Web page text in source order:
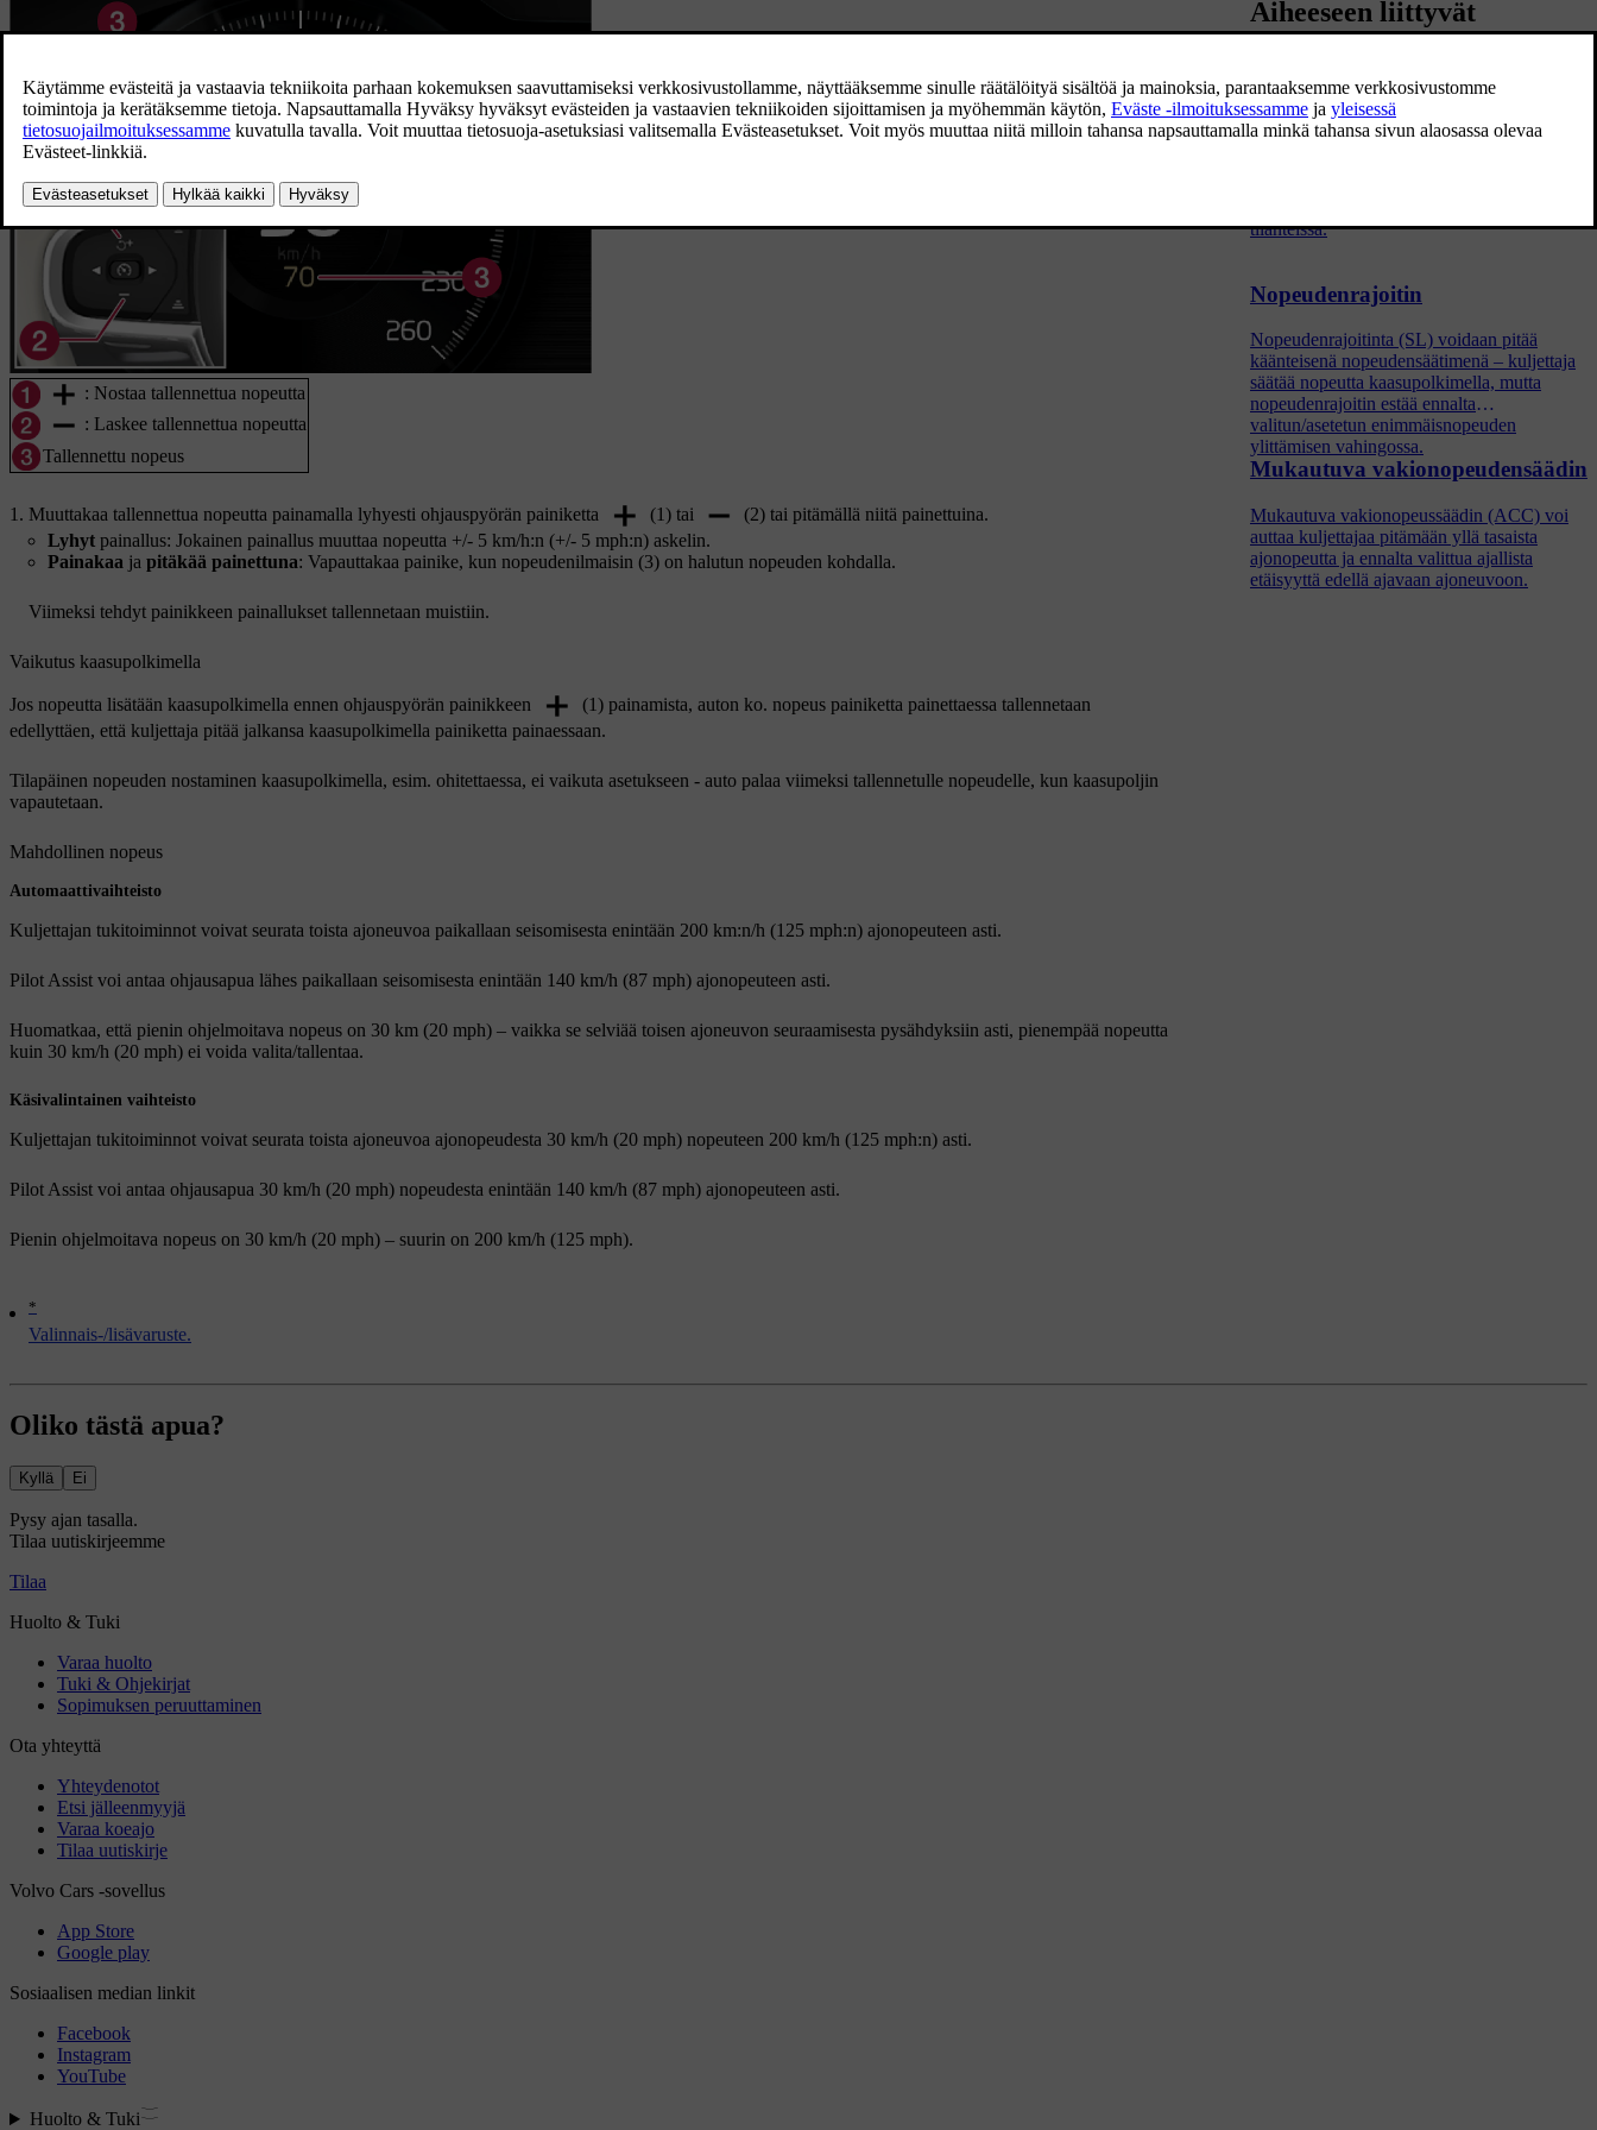
: Nostaa tallennettua nopeutta
: Laskee tallennettua nopeutta
Tallennettu nopeus
Muuttakaa tallennettua nopeutta painamalla lyhyesti ohjauspyörän painiketta (1) tai
(2) tai pitämällä niitä painettuina.
Lyhyt painallus: Jokainen painallus muuttaa nopeutta +/- 5 km/h:n (+/- 5 mph:n) askelin.
Painakaa ja pitäkää painettuna: Vapauttakaa painike, kun nopeudenilmaisin (3) on halutun nopeuden kohdalla.
Viimeksi tehdyt painikkeen painallukset tallennetaan muistiin.
Vaikutus kaasupolkimella
Jos nopeutta lisätään kaasupolkimella ennen ohjauspyörän painikkeen
(1) painamista, auton ko. nopeus painiketta painettaessa tallennetaan
edellyttäen, että kuljettaja pitää jalkansa kaasupolkimella painiketta painaessaan.
Tilapäinen nopeuden nostaminen kaasupolkimella, esim. ohitettaessa, ei vaikuta asetukseen - auto palaa viimeksi tallennetulle nopeudelle, kun kaasupoljin
vapautetaan.
Mahdollinen nopeus
Automaattivaihteisto
Kuljettajan tukitoiminnot voivat seurata toista ajoneuvoa paikallaan seisomisesta enintään 200 km:n/h (125 mph:n) ajonopeuteen asti.
Pilot Assist voi antaa ohjausapua lähes paikallaan seisomisesta enintään 140 km/h (87 mph) ajonopeuteen asti.
Huomatkaa, että pienin ohjelmoitava nopeus on 30 km (20 mph) – vaikka se selviää toisen ajoneuvon seuraamisesta pysähdyksiin asti, pienempää nopeutta
kuin 30 km/h (20 mph) ei voida valita/tallentaa.
Käsivalintainen vaihteisto
Kuljettajan tukitoiminnot voivat seurata toista ajoneuvoa ajonopeudesta 30 km/h (20 mph) nopeuteen 200 km/h (125 mph:n) asti.
Pilot Assist voi antaa ohjausapua 30 km/h (20 mph) nopeudesta enintään 140 km/h (87 mph) ajonopeuteen asti.
Pienin ohjelmoitava nopeus on 30 km/h (20 mph) – suurin on 200 km/h (125 mph).
*
Valinnais-/lisävaruste.
Aiheeseen liittyvät
artikkelit
Kuljettajan tukijärjestelmä
tilanteissa.
Nopeudenrajoitin
Nopeudenrajoitinta (SL) voidaan pitää
käänteisenä nopeudensäätimenä – kuljettaja
säätää nopeutta kaasupolkimella, mutta
nopeudenrajoitin estää ennalta
valitun/asetetun enimmäisnopeuden
ylittämisen vahingossa.
Mukautuva vakionopeudensäädin
Mukautuva vakionopeussäädin (ACC) voi
auttaa kuljettajaa pitämään yllä tasaista
ajonopeutta ja ennalta valittua ajallista
etäisyyttä edellä ajavaan ajoneuvoon.
Oliko tästä apua?
Kyllä Ei